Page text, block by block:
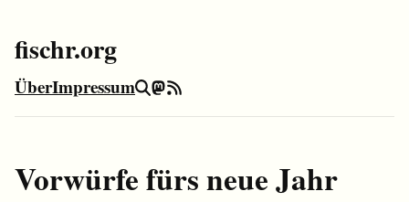
fischr.org
ÜberImpressumSuche
Mastodon
RSS-Feed
Vorwürfe fürs neue Jahr